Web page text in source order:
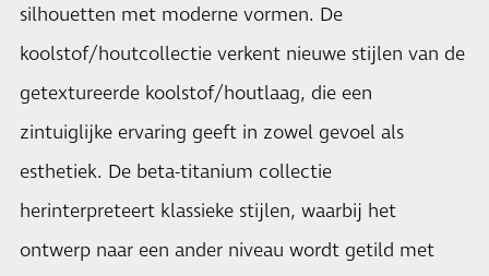
silhouetten met moderne vormen. De
koolstof/houtcollectie verkent nieuwe stijlen van de
getextureerde koolstof/houtlaag, die een
zintuiglijke ervaring geeft in zowel gevoel als
esthetiek. De beta-titanium collectie
herinterpreteert klassieke stijlen, waarbij het
ontwerp naar een ander niveau wordt getild met